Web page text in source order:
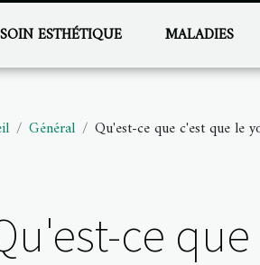
SOIN ESTHÉTIQUE MALADIES
Général Qu'est-ce que c'est que le
ce